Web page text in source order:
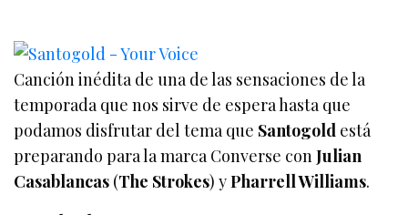
Canción inédita de una de las sensaciones de la
temporada que nos sirve de espera hasta que
podamos disfrutar del tema que Santogold está
preparando para la marca Converse conJulian
Casablancas (The Strokes) yPharrell Williams.